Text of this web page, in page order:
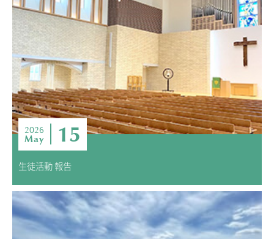
2026
May 15
生徒活動 報告